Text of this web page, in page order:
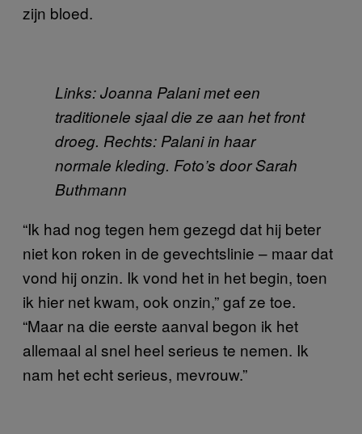
zijn bloed.
Links: Joanna Palani met een
traditionele sjaal die ze aan het front
droeg. Rechts: Palani in haar
normale kleding. Foto’s door Sarah
Buthmann
“Ik had nog tegen hem gezegd dat hij beter
niet kon roken in de gevechtslinie – maar dat
vond hij onzin. Ik vond het in het begin, toen
ik hier net kwam, ook onzin,” gaf ze toe.
“Maar na die eerste aanval begon ik het
allemaal al snel heel serieus te nemen. Ik
nam het echt serieus, mevrouw.”